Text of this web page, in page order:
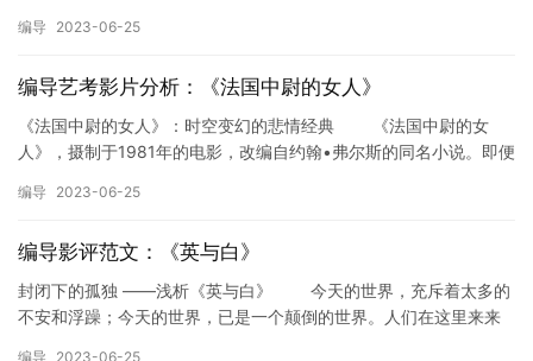
编导 2023-06-25
编导艺考影片分析：《法国中尉的女人》
《法国中尉的女人》：时空变幻的悲情经典 《法国中尉的女
人》，摄制于1981年的电影，改编自约翰•弗尔斯的同名小说。即便
编导 2023-06-25
编导影评范文：《英与白》
封闭下的孤独 ——浅析《英与白》 今天的世界，充斥着太多的
不安和浮躁；今天的世界，已是一个颠倒的世界。人们在这里来来
编导 2023-06-25